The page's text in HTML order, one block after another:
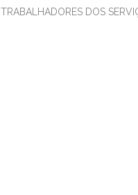
TRABALHADORES DOS